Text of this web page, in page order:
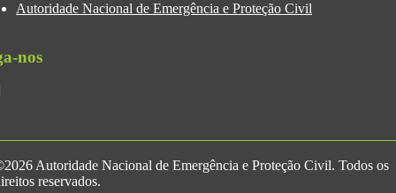
Autoridade Nacional de Emergência e Proteção Civil
nos
Autoridade Nacional de Emergência e Proteção Civil. Todos os
reservados.